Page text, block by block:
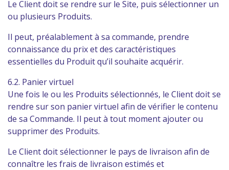
Le Client doit se rendre sur le Site, puis sélectionner un
ou plusieurs Produits.
Il peut, préalablement à sa commande, prendre
connaissance du prix et des caractéristiques
essentielles du Produit qu’il souhaite acquérir.
6.2. Panier virtuel
Une fois le ou les Produits sélectionnés, le Client doit se
rendre sur son panier virtuel afin de vérifier le contenu
de sa Commande. Il peut à tout moment ajouter ou
supprimer des Produits.
Le Client doit sélectionner le pays de livraison afin de
connaître les frais de livraison estimés et